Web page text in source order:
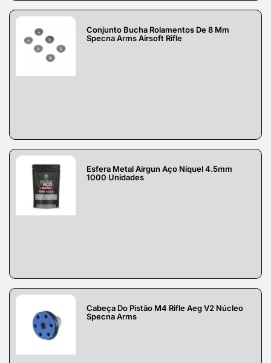
Conjunto Bucha Rolamentos De 8 Mm
Specna Arms Airsoft Rifle
Esfera Metal Airgun Aço Níquel 4.5mm
1000 Unidades
Cabeça Do Pistão M4 Rifle Aeg V2 Núcleo
Specna Arms